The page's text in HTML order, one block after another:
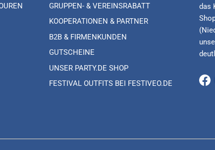
GRUPPEN- & VEREINSRABATT
KOOPERATIONEN & PARTNER
B2B & FIRMENKUNDEN
GUTSCHEINE
UNSER PARTY.DE SHOP
FESTIVAL OUTFITS BEI FESTIVEO.DE
das